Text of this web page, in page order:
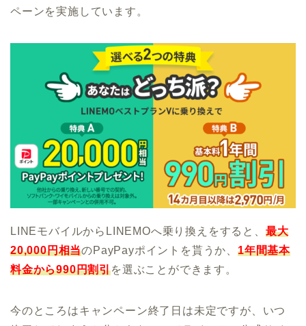
ペーンを実施しています。
LINEモバイルからLINEMOへ乗り換えをすると、 最大
20,000円相当のPayPayポイントを貰うか、1年間基本
料金から990円割引を選ぶことができます。
今のところはキャンペーン終了日は未定ですが、いつ